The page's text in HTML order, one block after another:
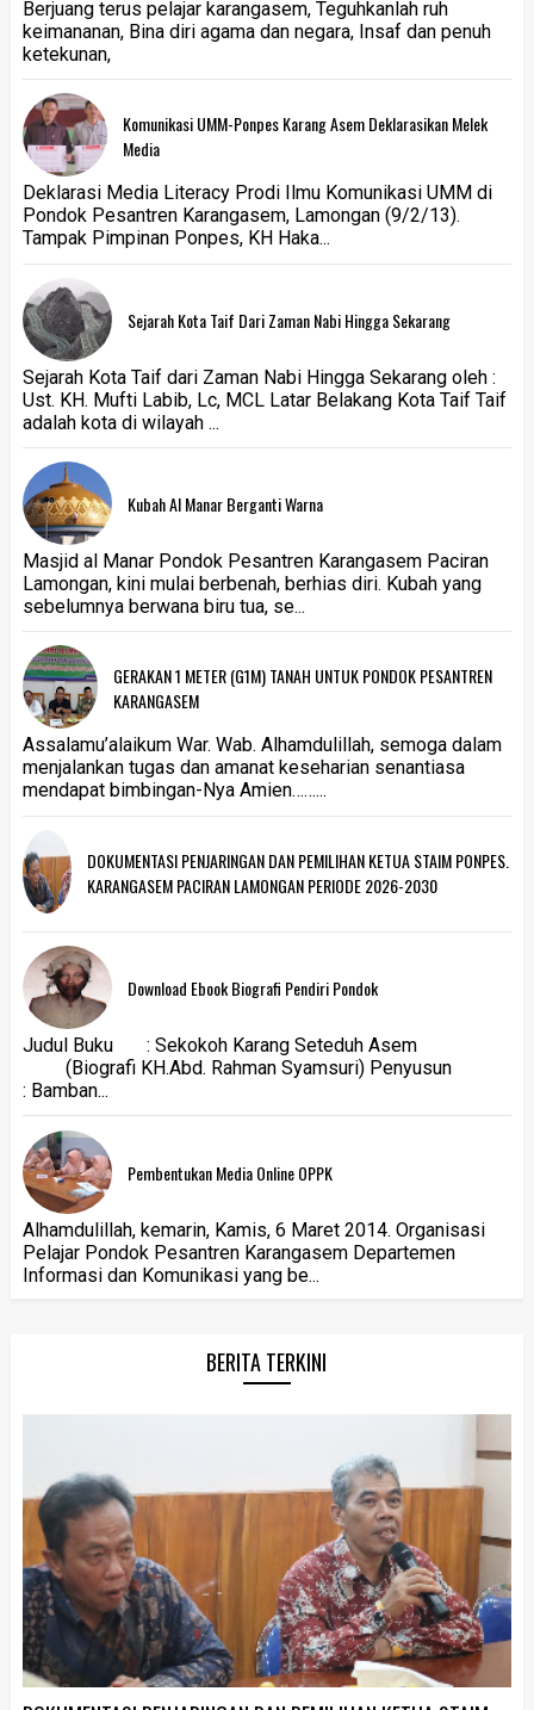
Berjuang terus pelajar karangasem, Teguhkanlah ruh
keimananan, Bina diri agama dan negara, Insaf dan penuh
ketekunan,
Komunikasi UMM-Ponpes Karang Asem Deklarasikan Melek
Media
Deklarasi Media Literacy Prodi Ilmu Komunikasi UMM di
Pondok Pesantren Karangasem, Lamongan (9/2/13).
Tampak Pimpinan Ponpes, KH Haka...
Sejarah Kota Taif Dari Zaman Nabi Hingga Sekarang
Sejarah Kota Taif dari Zaman Nabi Hingga Sekarang oleh :
Ust. KH. Mufti Labib, Lc, MCL Latar Belakang Kota Taif Taif
adalah kota di wilayah ...
Kubah Al Manar Berganti Warna
Masjid al Manar Pondok Pesantren Karangasem Paciran
Lamongan, kini mulai berbenah, berhias diri. Kubah yang
sebelumnya berwana biru tua, se...
GERAKAN 1 METER (G1M) TANAH UNTUK PONDOK PESANTREN
KARANGASEM
Assalamu’alaikum War. Wab. Alhamdulillah, semoga dalam
menjalankan tugas dan amanat keseharian senantiasa
mendapat bimbingan-Nya Amien……...
DOKUMENTASI PENJARINGAN DAN PEMILIHAN KETUA STAIM PONPES.
KARANGASEM PACIRAN LAMONGAN PERIODE 2026-2030
Download Ebook Biografi Pendiri Pondok
Judul Buku : Sekokoh Karang Seteduh Asem
(Biografi KH.Abd. Rahman Syamsuri) Penyusun
: Bamban...
Pembentukan Media Online OPPK
Alhamdulillah, kemarin, Kamis, 6 Maret 2014. Organisasi
Pelajar Pondok Pesantren Karangasem Departemen
Informasi dan Komunikasi yang be...
BERITA TERKINI